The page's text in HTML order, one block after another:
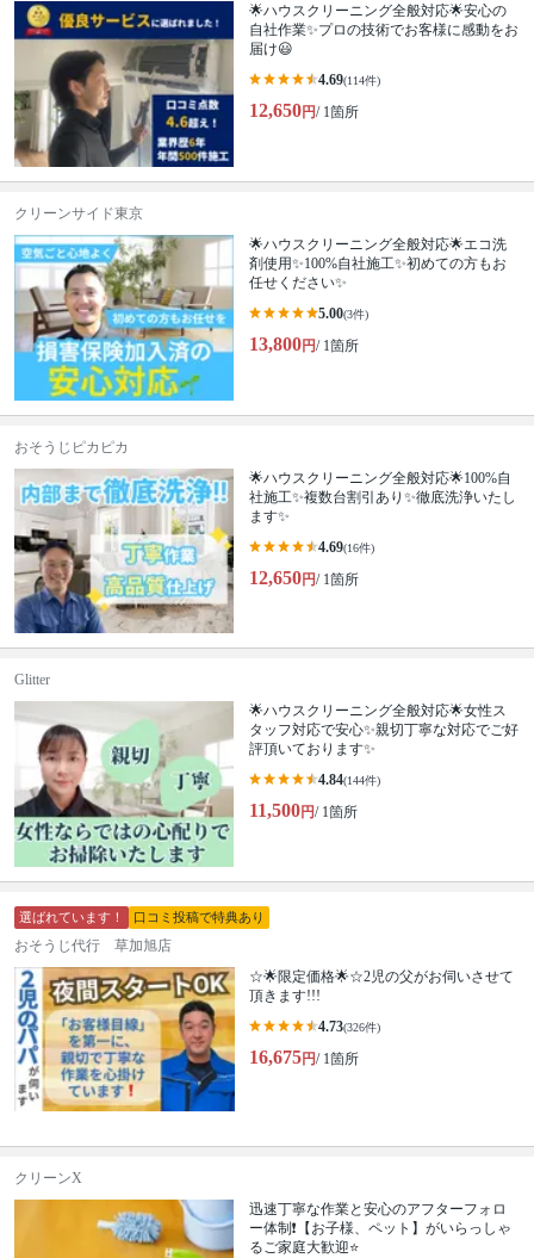
🌟ハウスクリーニング全般対応🌟安心の
自社作業✨プロの技術でお客様に感動をお
届け😃
4.69(114件)
12,650円/ 1箇所
クリーンサイド東京
🌟ハウスクリーニング全般対応🌟エコ洗
剤使用✨100%自社施工✨初めての方もお
任せください✨
5.00(3件)
13,800円/ 1箇所
おそうじピカピカ
🌟ハウスクリーニング全般対応🌟100%自
社施工✨複数台割引あり✨徹底洗浄いたし
ます✨
4.69(16件)
12,650円/ 1箇所
Glitter
🌟ハウスクリーニング全般対応🌟女性ス
タッフ対応で安心✨親切丁寧な対応でご好
評頂いております✨
4.84(144件)
11,500円/ 1箇所
選ばれています！ 口コミ投稿で特典あり
おそうじ代行 草加旭店
☆🌟限定価格🌟☆2児の父がお伺いさせて
頂きます!!!
4.73(326件)
16,675円/ 1箇所
クリーンX
迅速丁寧な作業と安心のアフターフォロ
ー体制❗️【お子様、ペット】がいらっしゃ
るご家庭大歓迎⭐️